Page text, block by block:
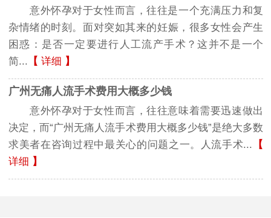
意外怀孕对于女性而言，往往是一个充满压力和复
杂情绪的时刻。面对突如其来的妊娠，很多女性会产生
困惑：是否一定要进行人工流产手术？这并不是一个
简... 【 详细 】
广州无痛人流手术费用大概多少钱
意外怀孕对于女性而言，往往意味着需要迅速做出
决定，而“广州无痛人流手术费用大概多少钱”是绝大多数
求美者在咨询过程中最关心的问题之一。人流手术... 【
详细 】